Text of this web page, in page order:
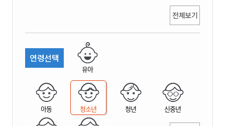
전체보기
연령선택
유아
아동 청소년 청년 신중년